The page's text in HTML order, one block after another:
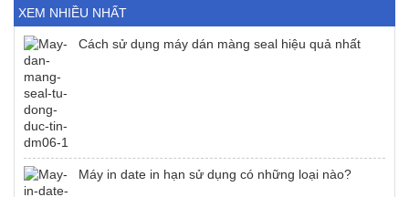
XEM NHIỀU NHẤT
Cách sử dụng máy dán màng seal hiệu quả nhất
Máy in date in hạn sử dụng có những loại nào?